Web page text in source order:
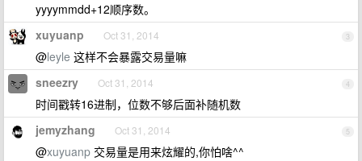
yyyymmdd+12顺序数。
3
xuyuanp Oct 31, 2014
@leyle 这样不会暴露交易量嘛
4
sneezry Oct 31, 2014
时间戳转16进制，位数不够后面补随机数
5
jemyzhang Oct 31, 2014
@xuyuanp 交易量是用来炫耀的,你怕啥^^